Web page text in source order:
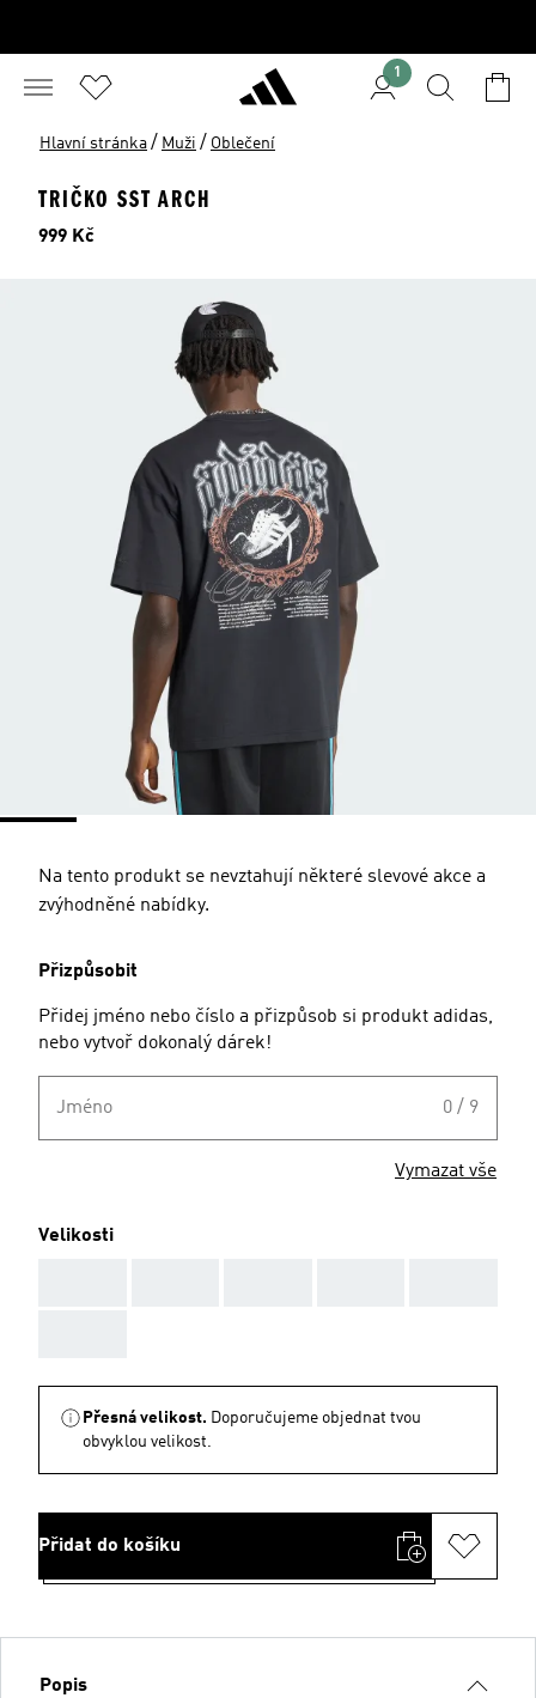
1
Hlavní stránka / Muži / Oblečení
TRIČKO SST ARCH
Cena
999 Kč
Na tento produkt se nevztahují některé slevové akce a
zvýhodněné nabídky.
Přizpůsobit
Přidej jméno nebo číslo a přizpůsob si produkt adidas,
nebo vytvoř dokonalý dárek!
Jméno 0 / 9
Vymazat vše
Velikosti
Přesná velikost. Doporučujeme objednat tvou
obvyklou velikost.
Přidat do košíku
Popis